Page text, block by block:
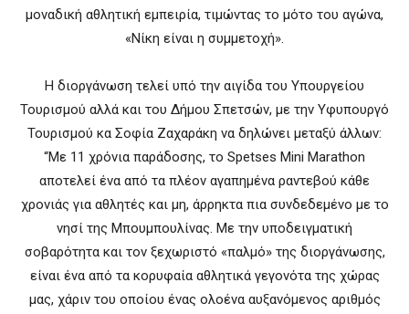
μοναδική αθλητική εμπειρία, τιμώντας το μότο του αγώνα,
«Νίκη είναι η συμμετοχή».
Η διοργάνωση τελεί υπό την αιγίδα του Υπουργείου
Τουρισμού αλλά και του Δήμου Σπετσών, με την Υφυπουργό
Τουρισμού κα Σοφία Ζαχαράκη να δηλώνει μεταξύ άλλων:
“Με 11 χρόνια παράδοσης, το Spetses Mini Marathon
αποτελεί ένα από τα πλέον αγαπημένα ραντεβού κάθε
χρονιάς για αθλητές και μη, άρρηκτα πια συνδεδεμένο με το
νησί της Μπουμπουλίνας. Με την υποδειγματική
σοβαρότητα και τον ξεχωριστό «παλμό» της διοργάνωσης,
είναι ένα από τα κορυφαία αθλητικά γεγονότα της χώρας
μας, χάριν του οποίου ένας ολοένα αυξανόμενος αριθμός